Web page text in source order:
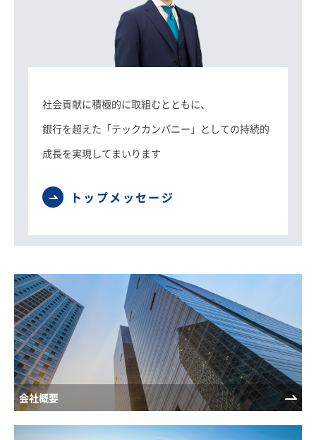
検索
EN
社会貢献に積極的に取組むとともに、
銀行を超えた「テックカンパニー」としての持続的
成長を実現してまいります
トップメッセージ
会社概要